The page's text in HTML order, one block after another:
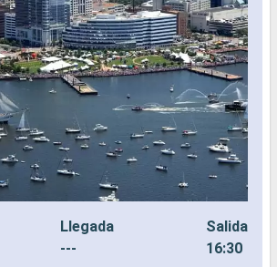
Llegada
---
Salida
16:30